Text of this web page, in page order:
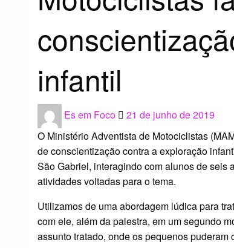
infantil
Es em Foco
Posted
21 de junho de 2019
O Ministério Adventista de Motociclistas
de conscientização contra a exploração
São Gabriel, interagindo com alunos de seis
atividades voltadas para o tema.
Utilizamos de uma abordagem lúdica para
com ele, além da palestra, em um segundo
assunto tratado, onde os pequenos